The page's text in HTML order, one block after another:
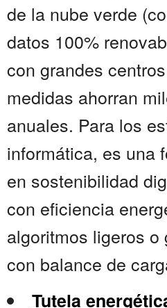
de la nube verde
datos 100%
con grandes
medidas ahorran
anuales. Para los
informática, es una
en sostenibilidad
con eficiencia
algoritmos ligeros
con balance de
Tutela